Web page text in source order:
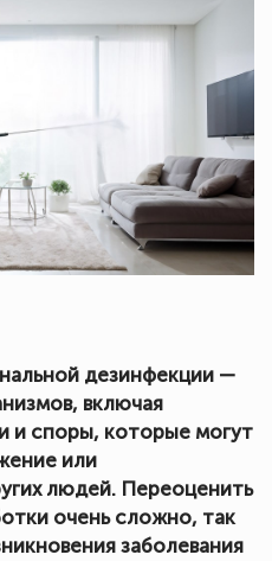
дезинфекции —
включая
и споры, которые могут
или
людей. Переоценить
очень сложно, так
заболевания